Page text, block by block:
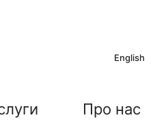
English
Про нас